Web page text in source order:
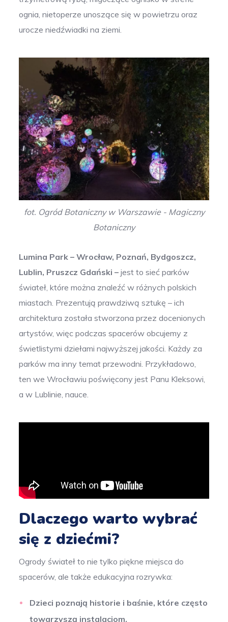
ognia, nietoperze unoszące się w powietrzu oraz
urocze niedźwiadki na ziemi.
fot. Ogród Botaniczny w Warszawie - Magiczny
Botaniczny
Lumina Park – Wrocław, Poznań, Bydgoszcz,
Lublin, Pruszcz Gdański –jest to sieć parków
świateł, które można znaleźć w różnych polskich
miastach. Prezentują prawdziwą sztukę – ich
architektura została stworzona przez docenionych
artystów, więc podczas spacerów obcujemy z
świetlistymi dziełami najwyższej jakości. Każdy za
parków ma inny temat przewodni. Przykładowo,
ten we Wrocławiu poświęcony jest Panu Kleksowi,
a w Lublinie, nauce.
Dlaczego warto wybrać
się z dziećmi?
Ogrody świateł to nie tylko piękne miejsca do
spacerów, ale także edukacyjna rozrywka:
Dzieci poznają historie i baśnie, które często
towarzyszą instalacjom.